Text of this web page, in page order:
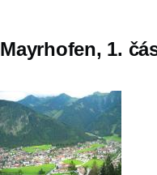
Mayrhofen, 1.